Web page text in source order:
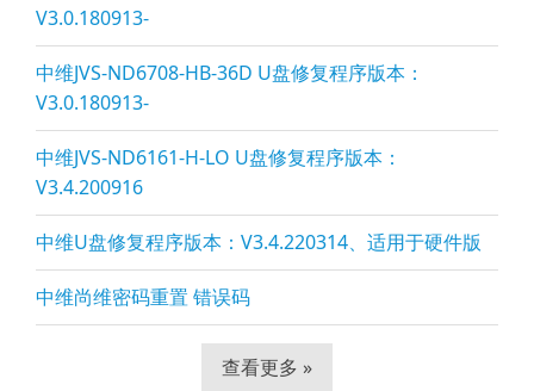
V3.0.180913-
中维JVS-ND6708-HB-36D U盘修复程序版本：
V3.0.180913-
中维JVS-ND6161-H-LO U盘修复程序版本：
V3.4.200916
中维U盘修复程序版本：V3.4.220314、适用于硬件版
中维尚维密码重置 错误码
查看更多 »